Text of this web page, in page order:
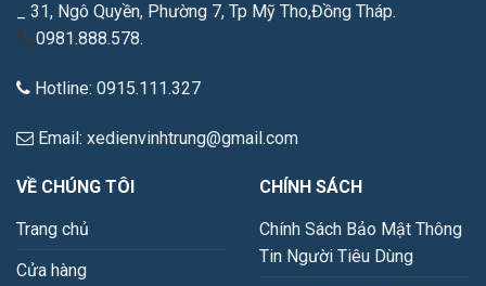
_ 31, Ngô Quyền, Phường 7, Tp Mỹ Tho,Đồng Tháp.
0981.888.578.
Hotline: 0915.111.327
Email: xedienvinhtrung@gmail.com
VỀ CHÚNG TÔI
Trang chủ
Cửa hàng
CHÍNH SÁCH
Chính Sách Bảo Mật Thông
Tin Người Tiêu Dùng